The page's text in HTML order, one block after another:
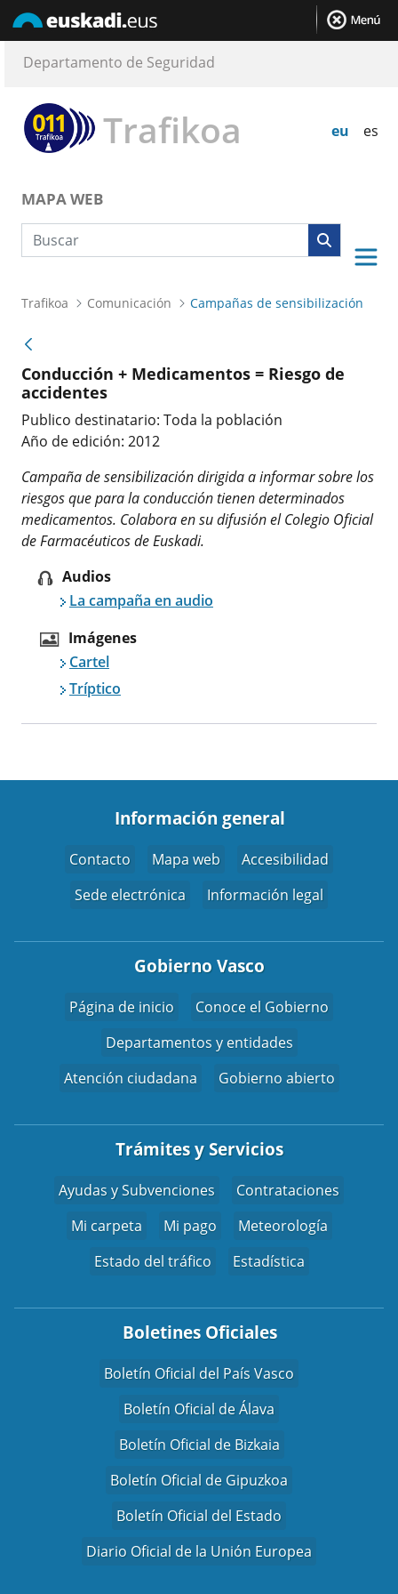
Trafikoa eu es
Departamento de Seguridad
MAPA WEB
Búsqueda web
Trafikoa Comunicación Campañas de sensibilización
Conducción + Medicamentos = Riesgo de
accidentes
Publico destinatario: Toda la población
Año de edición: 2012
Campaña de sensibilización dirigida a informar sobre los
riesgos que para la conducción tienen determinados
medicamentos. Colabora en su difusión el Colegio Oficial
de Farmacéuticos de Euskadi.
Audios
La campaña en audio
Imágenes
Cartel
Tríptico
Información general
Contacto Mapa web
Accesibilidad
Sede electrónica
Información legal
Gobierno Vasco
Página de inicio
Conoce el Gobierno
Departamentos y entidades
Atención ciudadana
Gobierno abierto
Trámites y Servicios
Ayudas y Subvenciones
Contrataciones
Mi carpeta
Mi pago
Meteorología
Estado del tráfico
Estadística
Boletines Oficiales
Boletín Oficial del País Vasco
Boletín Oficial de Álava
Boletín Oficial de Bizkaia
Boletín Oficial de Gipuzkoa
Boletín Oficial del Estado
Diario Oficial de la Unión Europea